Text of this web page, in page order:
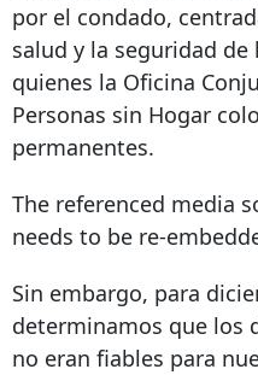
por el condado,
salud y la seguridad de
quienes la Oficina
Personas sin Hogar
permanentes.
The referenced media
needs to be re-
Sin embargo, para
determinamos que los
no eran fiables para